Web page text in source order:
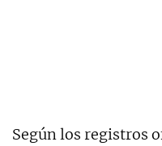
Según los registros